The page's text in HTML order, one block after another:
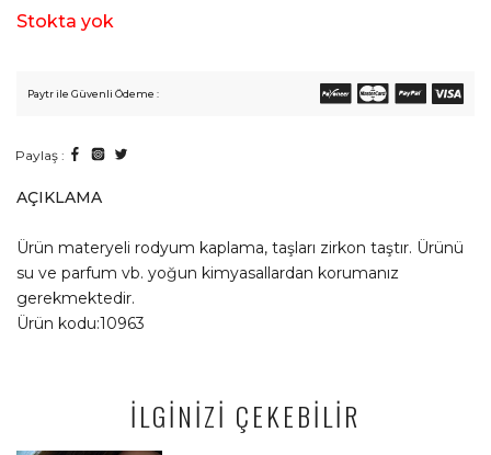
Stokta yok
Paytr ile Güvenli Ödeme :
Paylaş :
AÇIKLAMA
Ürün materyeli rodyum kaplama, taşları zirkon taştır. Ürünü
su ve parfum vb. yoğun kimyasallardan korumanız
gerekmektedir.
Ürün kodu:10963
İLGİNİZİ ÇEKEBİLİR